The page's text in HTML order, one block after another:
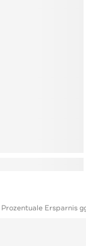
Ersparnis